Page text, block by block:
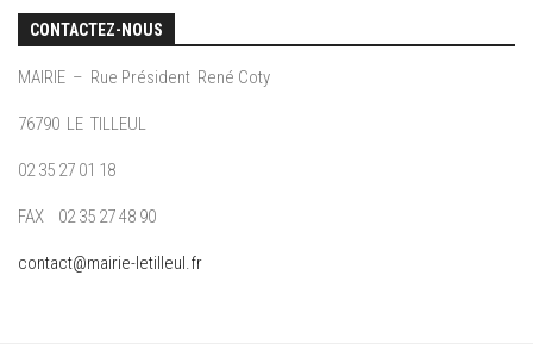
CONTACTEZ-NOUS
MAIRIE – Rue Président René Coty
76790 LE TILLEUL
02 35 27 01 18
FAX 02 35 27 48 90
contact@mairie-letilleul.fr